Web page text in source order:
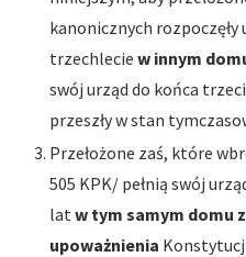
kanonicznych
trzechlecie w innym
swój urząd do końca
przeszły w stan
Przełożone zaś, które
505 KPK/ pełnią swój
latw tym samym domu
upoważnienia